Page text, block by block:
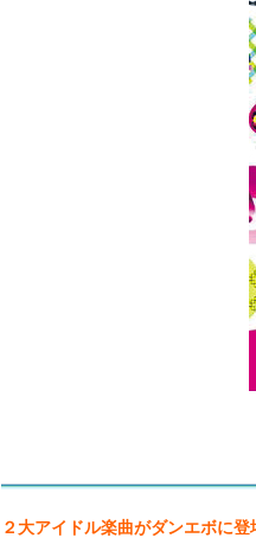
２大アイドル楽曲がダンエボに登